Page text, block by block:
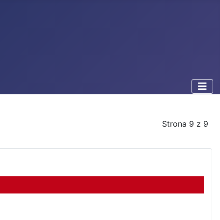
Strona 9 z 9